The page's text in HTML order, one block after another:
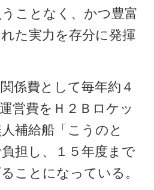
ことなく、かつ豊富
た実力を存分に発揮
係費として毎年約４
営費をＨ２Ｂロケッ
補給船「こうのと
担し、１５年度まで
ことになっている。